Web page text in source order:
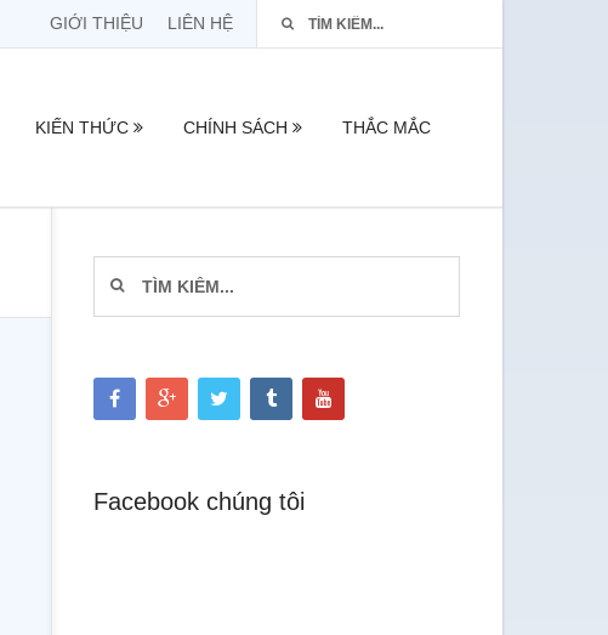
GIỚI THIỆU LIÊN HỆ
KIẾN THỨC CHÍNH SÁCH THẮC MẮC
Facebook chúng tôi